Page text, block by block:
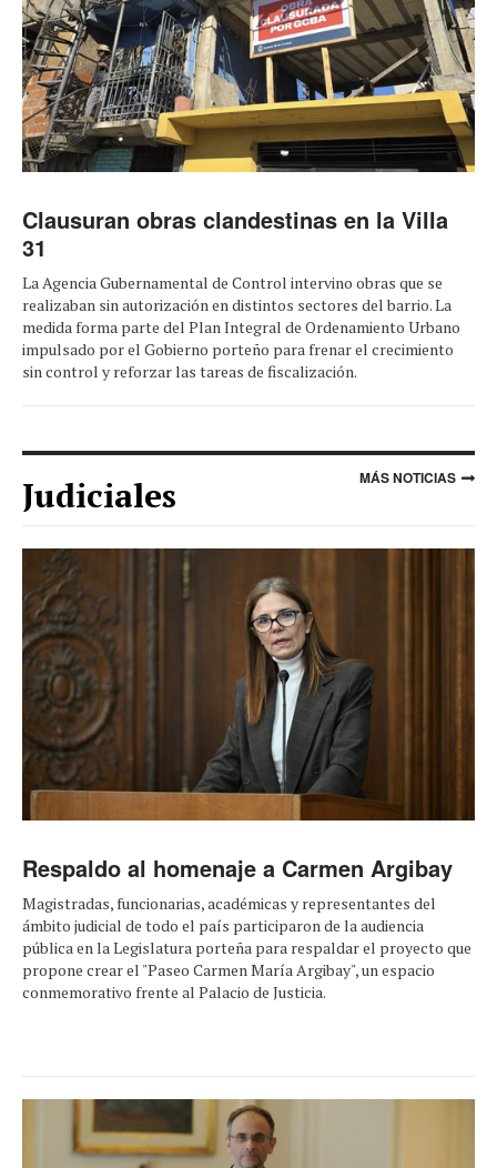
Clausuran obras clandestinas en la Villa
31
La Agencia Gubernamental de Control intervino obras que se
realizaban sin autorización en distintos sectores del barrio. La
medida forma parte del Plan Integral de Ordenamiento Urbano
impulsado por el Gobierno porteño para frenar el crecimiento
sin control y reforzar las tareas de fiscalización.
Judiciales MÁS NOTICIAS
Respaldo al homenaje a Carmen Argibay
Magistradas, funcionarias, académicas y representantes del
ámbito judicial de todo el país participaron de la audiencia
pública en la Legislatura porteña para respaldar el proyecto que
propone crear el "Paseo Carmen María Argibay", un espacio
conmemorativo frente al Palacio de Justicia.